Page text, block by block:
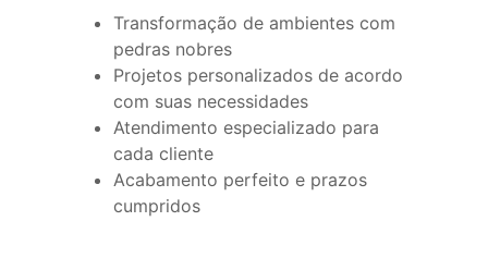
Transformação de ambientes com
pedras nobres
Projetos personalizados de acordo
com suas necessidades
Atendimento especializado para
cada cliente
Acabamento perfeito e prazos
cumpridos